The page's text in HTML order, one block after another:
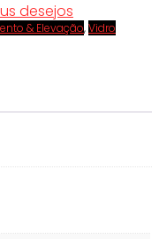
desejos
& Elevação,Vidro